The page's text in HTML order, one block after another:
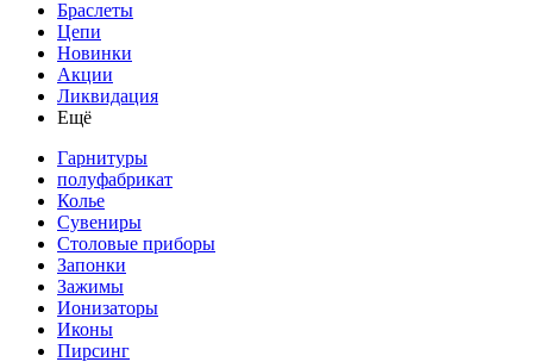
Браслеты
Цепи
Новинки
Акции
Ликвидация
Ещё
Гарнитуры
полуфабрикат
Колье
Сувениры
Столовые приборы
Запонки
Зажимы
Ионизаторы
Иконы
Пирсинг